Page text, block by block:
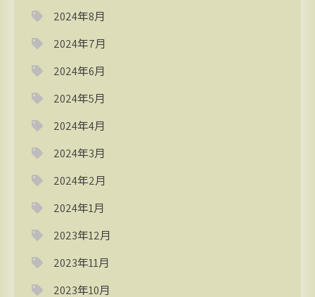
2024年8月
2024年7月
2024年6月
2024年5月
2024年4月
2024年3月
2024年2月
2024年1月
2023年12月
2023年11月
2023年10月